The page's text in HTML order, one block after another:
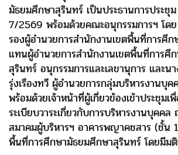
มัธยมศึกษาสุรินทร์ เป็นประธานการประชุ
7/2569 พร้อมด้วยคณะอนุกรรมการฯโด
รองผู้อำนวยการสำนักงานเขตพื้นที่การศึก
แทนผู้อำนวยการสำนักงานเขตพื้นที่การศึ
สุรินทร์ อนุกรรมการและเลขานุการ และน
รุ่งเรืองทวี ผู้อำนวยการกลุ่มบริหารงานบุ
พร้อมด้วยเจ้าหน้าที่ผู้เกี่ยวข้องเข้าประชุมเ
ระเบียบวาระเกี่ยวกับการบริหารงานบุคค
สมาคมผู้บริหารฯ อาคารพญาคชสาร (ชั้น
พื้นที่การศึกษามัธยมศึกษาสุรินทร์ โดยมีม